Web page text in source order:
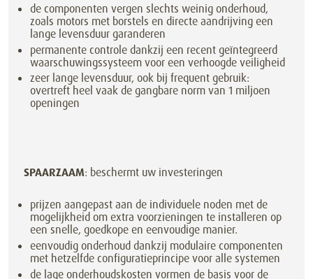
de componenten vergen slechts weinig onderhoud,
zoals motors met borstels en directe aandrijving een
lange levensduur garanderen
permanente controle dankzij een recent geïntegreerd
waarschuwingssysteem voor een verhoogde veiligheid
zeer lange levensduur, ook bij frequent gebruik:
overtreft heel vaak de gangbare norm van 1 miljoen
openingen
SPAARZAAM: beschermt uw investeringen
prijzen aangepast aan de individuele noden met de
mogelijkheid om extra voorzieningen te installeren op
een snelle, goedkope en eenvoudige manier.
eenvoudig onderhoud dankzij modulaire componenten
met hetzelfde configuratieprincipe voor alle systemen
de lage onderhoudskosten vormen de basis voor de